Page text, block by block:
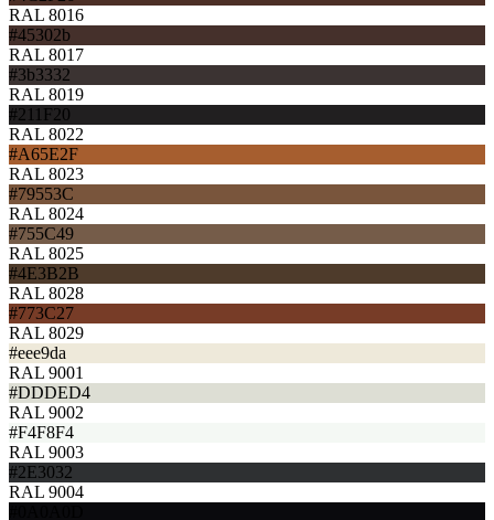
RAL 8016
#45302b
RAL 8017
#3b3332
RAL 8019
#211F20
RAL 8022
#A65E2F
RAL 8023
#79553C
RAL 8024
#755C49
RAL 8025
#4E3B2B
RAL 8028
#773C27
RAL 8029
#eee9da
RAL 9001
#DDDED4
RAL 9002
#F4F8F4
RAL 9003
#2E3032
RAL 9004